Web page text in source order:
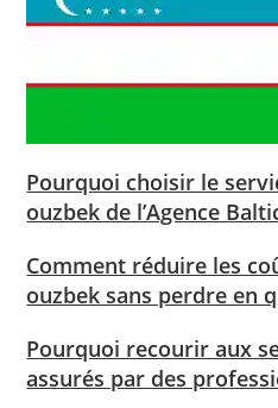
Pourquoi choisir le
ouzbek de l’Agence
Comment réduire les
ouzbek sans perdre en
Pourquoi recourir aux
assurés par des